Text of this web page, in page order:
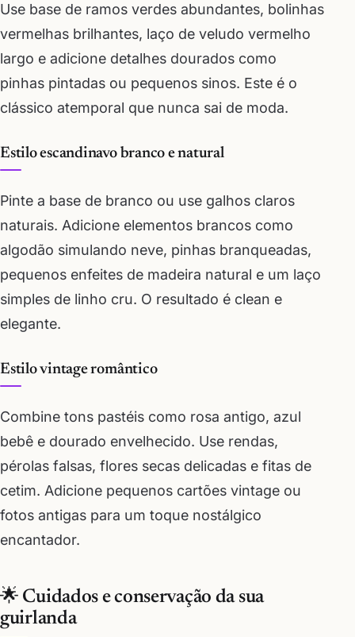
Use base de ramos verdes abundantes, bolinhas
vermelhas brilhantes, laço de veludo vermelho
largo e adicione detalhes dourados como
pinhas pintadas ou pequenos sinos. Este é o
clássico atemporal que nunca sai de moda.
Estilo escandinavo branco e natural
Pinte a base de branco ou use galhos claros
naturais. Adicione elementos brancos como
algodão simulando neve, pinhas branqueadas,
pequenos enfeites de madeira natural e um laço
simples de linho cru. O resultado é clean e
elegante.
Estilo vintage romântico
Combine tons pastéis como rosa antigo, azul
bebê e dourado envelhecido. Use rendas,
pérolas falsas, flores secas delicadas e fitas de
cetim. Adicione pequenos cartões vintage ou
fotos antigas para um toque nostálgico
encantador.
🌟 Cuidados e conservação da sua
guirlanda